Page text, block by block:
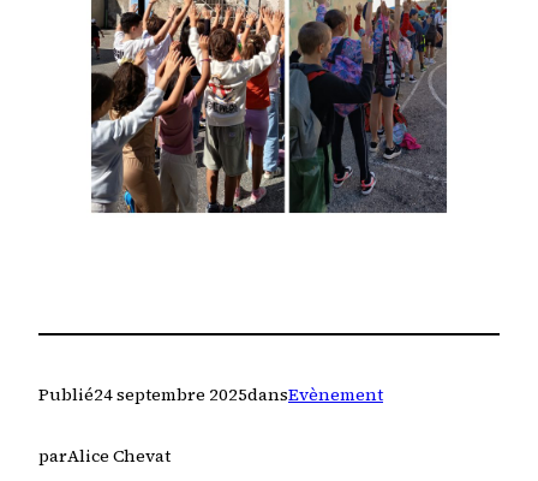
Publié24 septembre 2025dansEvènement
parAlice Chevat